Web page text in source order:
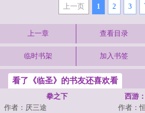
上一页 1 2 3
上一章 查看目录
临时书架 加入书签
看了《临圣》的书友还喜欢看
拳之下
作者：厌三途
西游
作者：